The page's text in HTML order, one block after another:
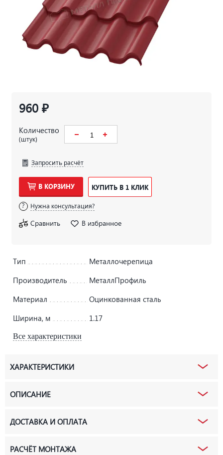
960 ₽
Количество
(штук)
Запросить расчёт
В КОРЗИНУ КУПИТЬ В 1 КЛИК
Нужна консультация?
Сравнить В избранное
Тип
Металлочерепица
Производитель
МеталлПрофиль
Материал
Оцинкованная сталь
Ширина, м
1.17
Все характеристики
ХАРАКТЕРИСТИКИ
ОПИСАНИЕ
ДОСТАВКА И ОПЛАТА
РАСЧЁТ МОНТАЖА